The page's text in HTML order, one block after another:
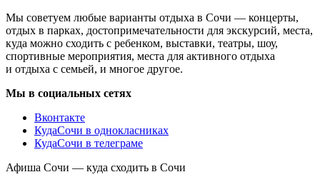
Мы советуем любые варианты отдыха в Сочи — концерты,
отдых в парках, достопримечательности для экскурсий, места,
куда можно сходить с ребенком, выставки, театры, шоу,
спортивные мероприятия, места для активного отдыха
и отдыха с семьей, и многое другое.
Мы в социальных сетях
Вконтакте
КудаСочи в однокласниках
КудаСочи в телеграме
Афиша Сочи — куда сходить в Сочи